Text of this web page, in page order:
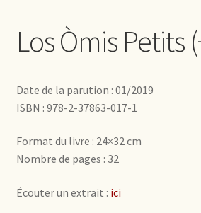
Los Òmis Petits
Date de la parution : 01/2019
ISBN : 978-2-37863-017-1
Format du livre : 24×32 cm
Nombre de pages : 32
Écouter un extrait : ici